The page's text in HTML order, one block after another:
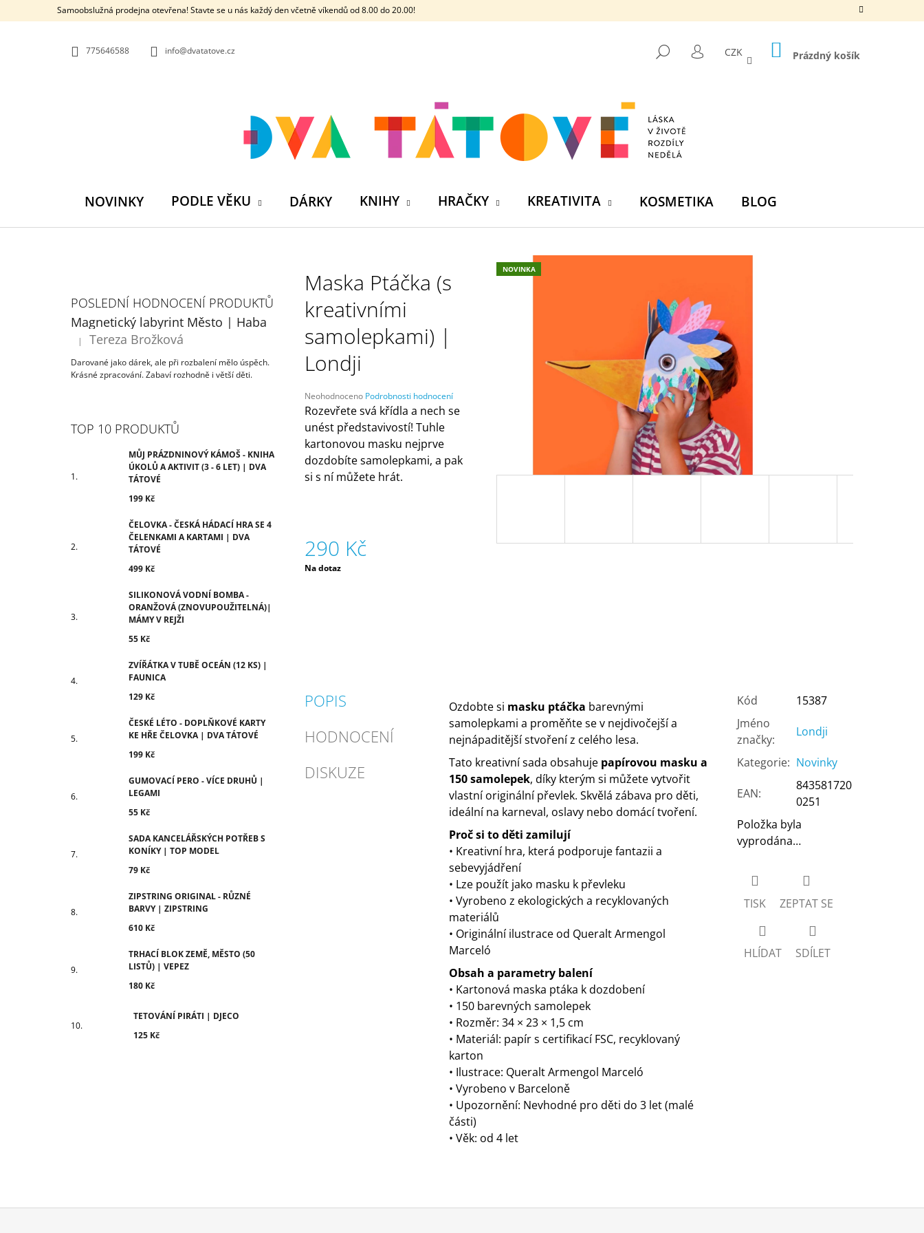
Samoobslužná prodejna otevřena! Stavte se u nás každý den včetně víkendů od 8.00 do 20.00!
775646588 info@dvatatove.cz HLEDAT
PŘIHLÁŠENÍ
CZK NÁKUPNÍ
KOŠÍK
Prázdný košík
NOVINKY PODLE VĚKU DÁRKY KNIHY HRAČKY KREATIVITA KOSMETIKA BLOG
POSLEDNÍ HODNOCENÍ PRODUKTŮ
Magnetický labyrint Město | Haba
Hodnocení produktu je 5 z 5 hvězdiček.
| Tereza Brožková
Darované jako dárek, ale při rozbalení mělo úspěch.
Krásné zpracování. Zabaví rozhodně i větší děti.
TOP 10 PRODUKTŮ
MŮJ PRÁZDNINOVÝ KÁMOŠ - KNIHA
ÚKOLŮ A AKTIVIT (3 - 6 LET) | DVA
TÁTOVÉ
199 Kč
ČELOVKA - ČESKÁ HÁDACÍ HRA SE 4
ČELENKAMI A KARTAMI | DVA
TÁTOVÉ
499 Kč
SILIKONOVÁ VODNÍ BOMBA -
ORANŽOVÁ (ZNOVUPOUŽITELNÁ)|
MÁMY V REJŽI
55 Kč
ZVÍŘÁTKA V TUBĚ OCEÁN (12 KS) |
FAUNICA
129 Kč
ČESKÉ LÉTO - DOPLŇKOVÉ KARTY
KE HŘE ČELOVKA | DVA TÁTOVÉ
199 Kč
GUMOVACÍ PERO - VÍCE DRUHŮ |
LEGAMI
55 Kč
SADA KANCELÁŘSKÝCH POTŘEB S
KONÍKY | TOP MODEL
79 Kč
ZIPSTRING ORIGINAL - RŮZNÉ
BARVY | ZIPSTRING
610 Kč
TRHACÍ BLOK ZEMĚ, MĚSTO (50
LISTŮ) | VEPEZ
180 Kč
TETOVÁNÍ PIRÁTI | DJECO
125 Kč
Maska Ptáčka (s
kreativními
samolepkami) |
Londji
Průměrné
hodnocení
produktu
je
0,0
z
hvězdiček.
Neohodnoceno Podrobnosti hodnocení
NOVINKA
Rozevřete svá křídla a nech se
unést představivostí! Tuhle
kartonovou masku nejprve
dozdobíte samolepkami, a pak
si s ní můžete hrát.
290 Kč
Měrná
Na dotaz
POPIS
HODNOCENÍ
DISKUZE
Ozdobte si masku ptáčka barevnými
samolepkami a proměňte se v nejdivočejší a
nejnápaditější stvoření z celého lesa.
Tato kreativní sada obsahuje papírovou masku a
150 samolepek, díky kterým si můžete vytvořit
vlastní originální převlek. Skvělá zábava pro děti,
ideální na karneval, oslavy nebo domácí tvoření.
Proč si to děti zamilují
• Kreativní hra, která podporuje fantazii a
sebevyjádření
• Lze použít jako masku k převleku
• Vyrobeno z ekologických a recyklovaných
materiálů
• Originální ilustrace od Queralt Armengol
Marceló
Obsah a parametry balení
• Kartonová maska ptáka k dozdobení
• 150 barevných samolepek
• Rozměr: 34 × 23 × 1,5 cm
• Materiál: papír s certifikací FSC, recyklovaný
karton
• Ilustrace: Queralt Armengol Marceló
• Vyrobeno v Barceloně
• Upozornění: Nevhodné pro děti do 3 let (malé
části)
• Věk: od 4 let
Kód
15387
Jméno
značky:
Londji
Kategorie: Novinky
EAN:
843581720
0251
Položka byla
vyprodána…
TISK ZEPTAT SE
HLÍDAT SDÍLET
O
HLEDAT
MŮJ PRÁZDNINOVÝ KÁMOŠ - KNIHA
ÚKOLŮ A AKTIVIT (3 - 6 LET) | DVA
TÁTOVÉ
199 Kč
ČELOVKA - ČESKÁ HÁDACÍ HRA SE 4
ČELENKAMI A KARTAMI | DVA TÁTOVÉ
SILIKONOVÁ VODNÍ BOMBA -
ORANŽOVÁ (ZNOVUPOUŽITELNÁ)|